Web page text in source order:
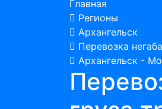
Главная
Регионы
Архангельск
Перевозка
Архангельск -